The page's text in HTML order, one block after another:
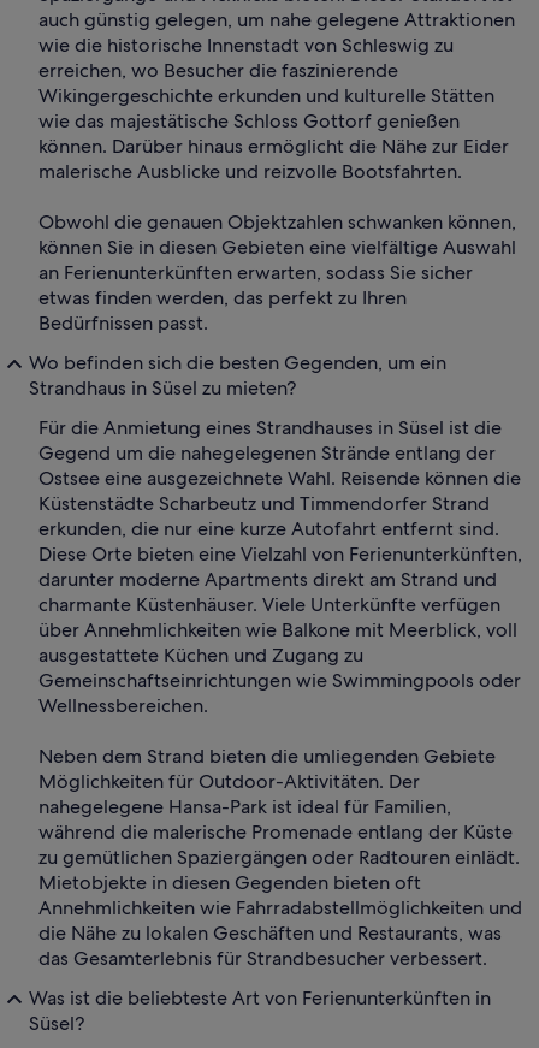
auch günstig gelegen, um nahe gelegene Attraktionen
wie die historische Innenstadt von Schleswig zu
erreichen, wo Besucher die faszinierende
Wikingergeschichte erkunden und kulturelle Stätten
wie das majestätische Schloss Gottorf genießen
können. Darüber hinaus ermöglicht die Nähe zur Eider
malerische Ausblicke und reizvolle Bootsfahrten.
Obwohl die genauen Objektzahlen schwanken können,
können Sie in diesen Gebieten eine vielfältige Auswahl
an Ferienunterkünften erwarten, sodass Sie sicher
etwas finden werden, das perfekt zu Ihren
Bedürfnissen passt.
Wo befinden sich die besten Gegenden, um ein
Strandhaus in Süsel zu mieten?
Für die Anmietung eines Strandhauses in Süsel ist die
Gegend um die nahegelegenen Strände entlang der
Ostsee eine ausgezeichnete Wahl. Reisende können die
Küstenstädte Scharbeutz und Timmendorfer Strand
erkunden, die nur eine kurze Autofahrt entfernt sind.
Diese Orte bieten eine Vielzahl von Ferienunterkünften,
darunter moderne Apartments direkt am Strand und
charmante Küstenhäuser. Viele Unterkünfte verfügen
über Annehmlichkeiten wie Balkone mit Meerblick, voll
ausgestattete Küchen und Zugang zu
Gemeinschaftseinrichtungen wie Swimmingpools oder
Wellnessbereichen.
Neben dem Strand bieten die umliegenden Gebiete
Möglichkeiten für Outdoor-Aktivitäten. Der
nahegelegene Hansa-Park ist ideal für Familien,
während die malerische Promenade entlang der Küste
zu gemütlichen Spaziergängen oder Radtouren einlädt.
Mietobjekte in diesen Gegenden bieten oft
Annehmlichkeiten wie Fahrradabstellmöglichkeiten und
die Nähe zu lokalen Geschäften und Restaurants, was
das Gesamterlebnis für Strandbesucher verbessert.
Was ist die beliebteste Art von Ferienunterkünften in
Süsel?